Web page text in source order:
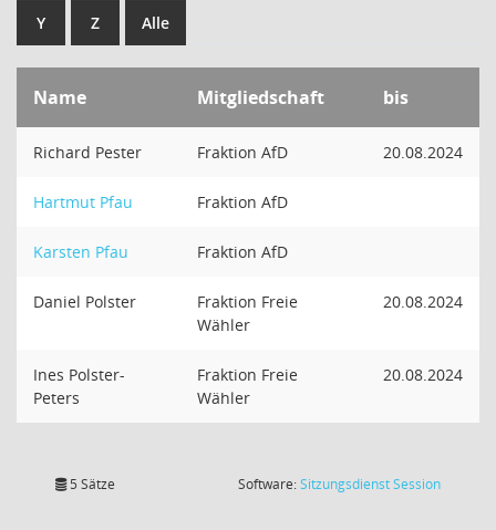
Y Z Alle
Name Mitgliedschaft bis
Richard Pester Fraktion AfD 20.08.2024
Hartmut Pfau Fraktion AfD
Karsten Pfau Fraktion AfD
Daniel Polster
Fraktion Freie
Wähler
20.08.2024
Ines Polster-
Peters
Fraktion Freie
Wähler
20.08.2024
5 Sätze Software:SitzungsdienstSession(Wird in